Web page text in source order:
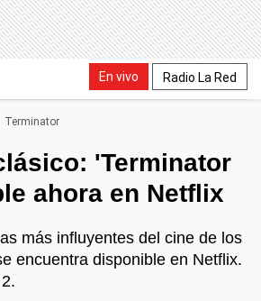
En vivo Radio La Red
Terminator
'Terminator
ahora en Netflix
más influyentes del cine de los
encuentra disponible en Netflix.